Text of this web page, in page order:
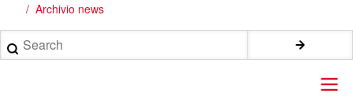
Briciole
di
pane
Archivio news
Search